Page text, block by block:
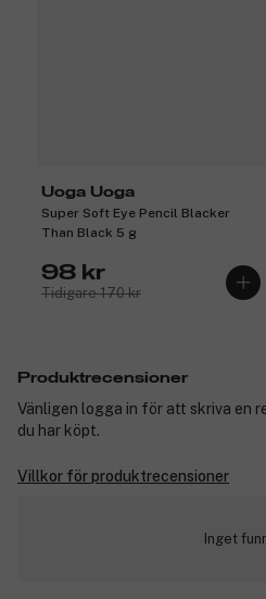
Uoga Uoga
Super Soft Eye Pencil Blacker
Than Black 5 g
98 kr
Tidigare 170 kr
Produktrecensioner
Vänligen logga in för att skriva en
du har köpt.
Villkor för produktrecensioner
Inget